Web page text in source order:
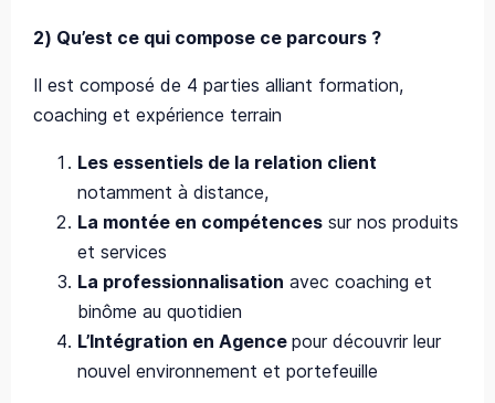
2) Qu’est ce qui compose ce parcours ?
Il est composé de 4 parties alliant formation,
coaching et expérience terrain
Les essentiels de la relation client
notamment à distance,
La montée en compétences sur nos produits
et services
La professionnalisation avec coaching et
binôme au quotidien
L’Intégration en Agence pour découvrir leur
nouvel environnement et portefeuille